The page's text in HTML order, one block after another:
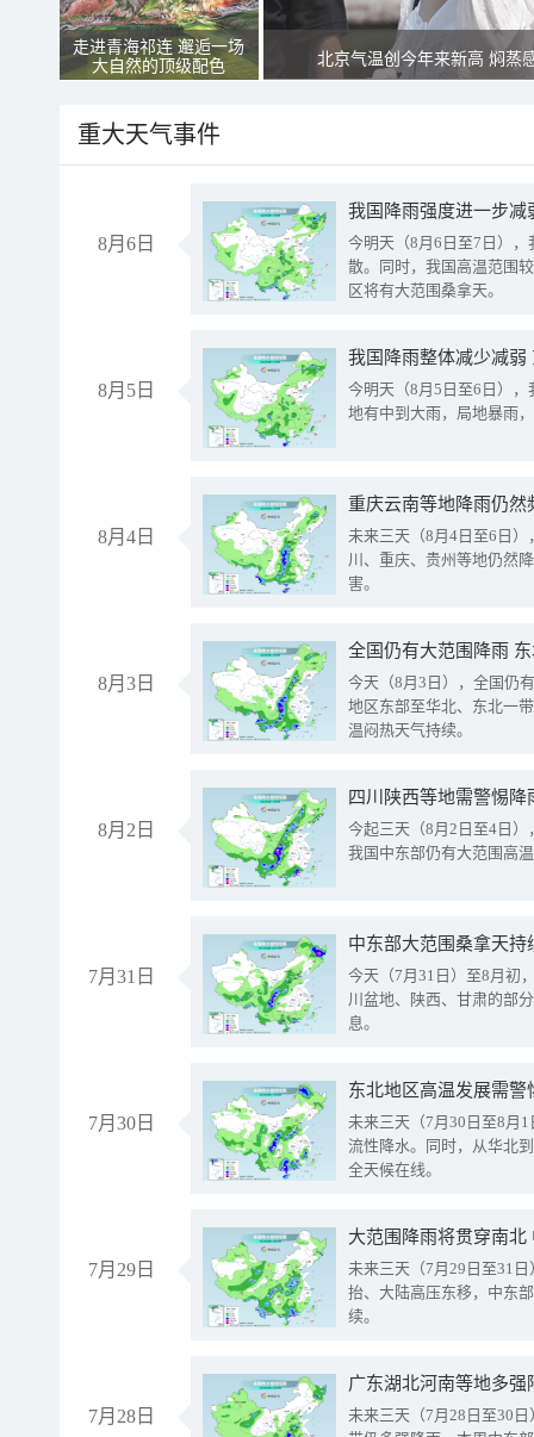
走进青海祁连 邂逅一场
大自然的顶级配色
北京气温创今年来新高 焖蒸
重大天气事件
8月6日
今明天（8月6日至7日）
散。同时，我国高温范围
区将有大范围桑拿天。
8月5日
我国降雨整体减少减弱
今明天（8月5日至6日）
地有中到大雨，局地暴雨
8月4日
重庆云南等地降雨仍然
未来三天（8月4日至6日
川、重庆、贵州等地仍然
害。
8月3日
全国仍有大范围降雨
今天（8月3日），全国仍
地区东部至华北、东北一
温闷热天气持续。
8月2日
今起三天（8月2日至4日
我国中东部仍有大范围高
7月31日
中东部大范围桑拿天
今天（7月31日）至8月初
川盆地、陕西、甘肃的部
息。
7月30日
东北地区高温发展需
未来三天（7月30日至8月
流性降水。同时，从华北
全天候在线。
7月29日
大范围降雨将贯穿南
未来三天（7月29日至31
抬、大陆高压东移，中东
续。
7月28日
广东湖北河南等地多
未来三天（7月28日至30